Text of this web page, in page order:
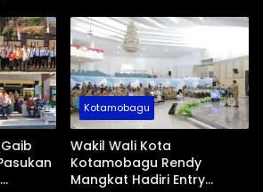
Kotamobagu
Wakil Wali Kota
Kotamobagu Rendy
Mangkat Hadiri Entry